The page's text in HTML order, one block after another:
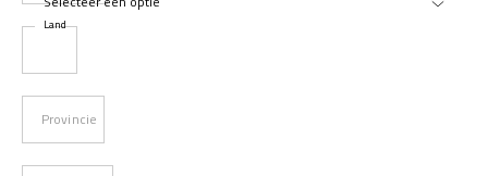
Land
Provincie